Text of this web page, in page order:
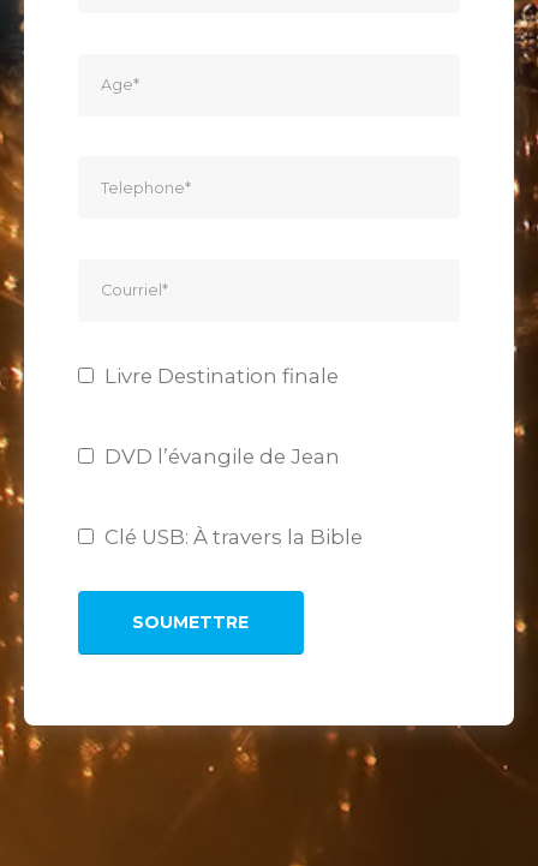
Livre Destination finale
DVD l’évangile de Jean
Clé USB: À travers la Bible